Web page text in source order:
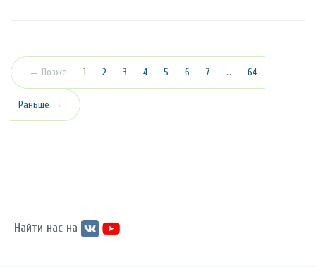
← Позже 1 (текущая)
2 3 4 5 6 7 … 64
Раньше →
Найти нас на